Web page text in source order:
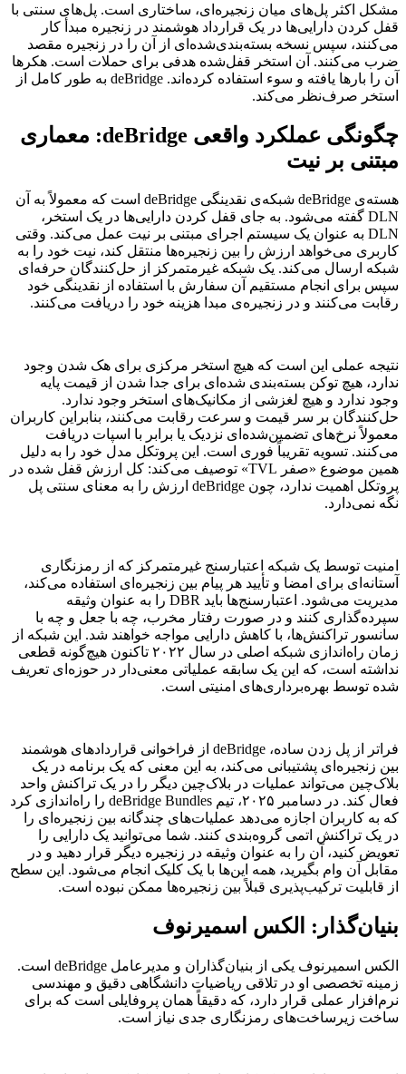
مشکل اکثر پل‌های میان زنجیره‌ای، ساختاری است. پل‌های سنتی با
قفل کردن دارایی‌ها در یک قرارداد هوشمند در زنجیره مبدأ کار
می‌کنند، سپس نسخه بسته‌بندی‌شده‌ای از آن را در زنجیره مقصد
ضرب می‌کنند. آن استخر قفل‌شده هدفی برای حملات است. هکرها
آن را بارها یافته و سوء استفاده کرده‌اند. deBridge به طور کامل از
استخر صرف‌نظر می‌کند.
چگونگی عملکرد واقعی deBridge: معماری
مبتنی بر نیت
هسته‌ی deBridge شبکه‌ی نقدینگی deBridge است که معمولاً به آن
DLN گفته می‌شود. به جای قفل کردن دارایی‌ها در یک استخر،
DLN به عنوان یک سیستم اجرای مبتنی بر نیت عمل می‌کند. وقتی
کاربری می‌خواهد ارزش را بین زنجیره‌ها منتقل کند، نیت خود را به
شبکه ارسال می‌کند. یک شبکه غیرمتمرکز از حل‌کنندگان حرفه‌ای
سپس برای انجام مستقیم آن سفارش با استفاده از نقدینگی خود
رقابت می‌کنند و در زنجیره‌ی مبدا هزینه خود را دریافت می‌کنند.
نتیجه عملی این است که هیچ استخر مرکزی برای هک شدن وجود
ندارد، هیچ توکن بسته‌بندی شده‌ای برای جدا شدن از قیمت پایه
وجود ندارد و هیچ لغزشی از مکانیک‌های استخر وجود ندارد.
حل‌کنندگان بر سر قیمت و سرعت رقابت می‌کنند، بنابراین کاربران
معمولاً نرخ‌های تضمین‌شده‌ای نزدیک یا برابر با اسپات دریافت
می‌کنند. تسویه تقریباً فوری است. این پروتکل مدل خود را به دلیل
همین موضوع «صفر TVL» توصیف می‌کند: کل ارزش قفل شده در
پروتکل اهمیت ندارد، چون deBridge ارزش را به معنای سنتی پل
نگه نمی‌دارد.
امنیت توسط یک شبکه اعتبارسنج غیرمتمرکز که از رمزنگاری
آستانه‌ای برای امضا و تأیید هر پیام بین زنجیره‌ای استفاده می‌کند،
مدیریت می‌شود. اعتبارسنج‌ها باید DBR را به عنوان وثیقه
سپرده‌گذاری کنند و در صورت رفتار مخرب، چه با جعل و چه با
سانسور تراکنش‌ها، با کاهش دارایی مواجه خواهند شد. این شبکه از
زمان راه‌اندازی شبکه اصلی در سال ۲۰۲۲ تاکنون هیچ‌گونه قطعی
نداشته است، که این یک سابقه عملیاتی معنی‌دار در حوزه‌ای تعریف
شده توسط بهره‌برداری‌های امنیتی است.
فراتر از پل زدن ساده، deBridge از فراخوانی قراردادهای هوشمند
بین زنجیره‌ای پشتیبانی می‌کند، به این معنی که یک برنامه در یک
بلاک‌چین می‌تواند عملیات در بلاک‌چین دیگر را در یک تراکنش واحد
فعال کند. در دسامبر ۲۰۲۵، تیم deBridge Bundles را راه‌اندازی کرد
که به کاربران اجازه می‌دهد عملیات‌های چندگانه بین زنجیره‌ای را
در یک تراکنش اتمی گروه‌بندی کنند. شما می‌توانید یک دارایی را
تعویض کنید، آن را به عنوان وثیقه در زنجیره دیگر قرار دهید و در
مقابل آن وام بگیرید، همه این‌ها با یک کلیک انجام می‌شود. این سطح
از قابلیت ترکیب‌پذیری قبلاً بین زنجیره‌ها ممکن نبوده است.
بنیان‌گذار: الکس اسمیرنوف
الکس اسمیرنوف یکی از بنیان‌گذاران و مدیرعامل deBridge است.
زمینه تخصصی او در تلاقی ریاضیات دانشگاهی دقیق و مهندسی
نرم‌افزار عملی قرار دارد، که دقیقاً همان پروفایلی است که برای
ساخت زیرساخت‌های رمزنگاری جدی نیاز است.